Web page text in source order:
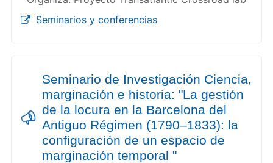
Seminarios y conferencias
Seminario de Investigación Ciencia,
marginación e historia: "La gestión
de la locura en la Barcelona del
Antiguo Régimen (1790–1833): la
configuración de un espacio de
marginación temporal "